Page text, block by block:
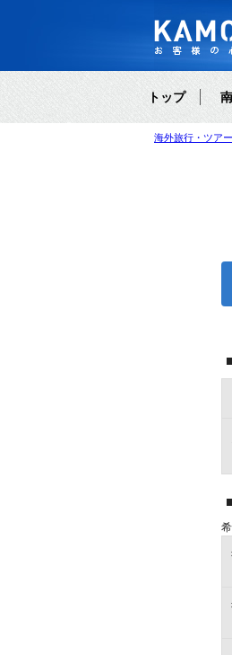
トップ
海外旅行・ツア